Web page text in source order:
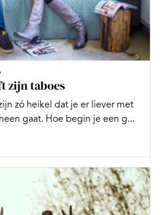
zijn taboes
zó heikel dat je er liever met
gaat. Hoe begin je een g...